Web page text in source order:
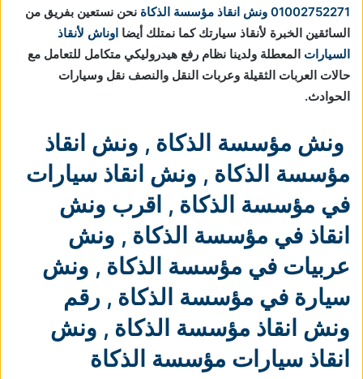
01002752271 ونش انقاذ مؤسسة الذكاة نحن نستعين بفريق من
السائقين الخبرة لأنقاذ سيارتك كما نمتلك أيضا اوناش لأنقاذ
السيارات المعطلة ولدينا نظام رفع هيدروليكي متكامل للتعامل مع
حالات العربات الثقيلة وعربات النقل والنصف نقل وسيارات
الحوادث.
ونش مؤسسة الذكاة , ونش انقاذ
مؤسسة الذكاة , ونش انقاذ سيارات
في مؤسسة الذكاة , اقرب ونش
انقاذ في مؤسسة الذكاة , ونش
عربيات في مؤسسة الذكاة , ونش
سيارة في مؤسسة الذكاة , رقم
ونش انقاذ مؤسسة الذكاة , ونش
انقاذ سيارات مؤسسة الذكاة